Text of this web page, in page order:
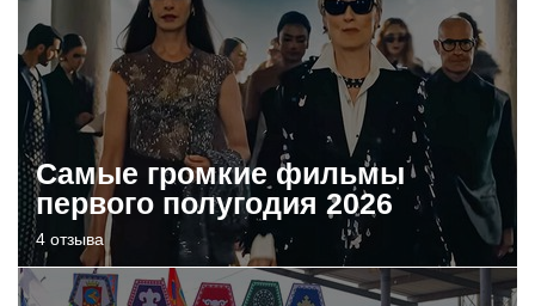
Самые громкие фильмы
первого полугодия 2026
4 отзыва